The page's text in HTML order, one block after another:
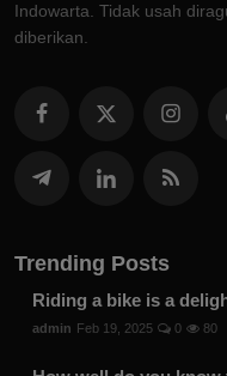
Indowarta. Tidak usah
diberikan.
Trending Posts
Riding a bike is a
admin Feb 19, 2025 0 80